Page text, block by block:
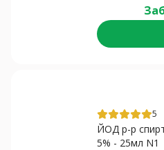
5
ЙОД р-р
5% - 25мл N1